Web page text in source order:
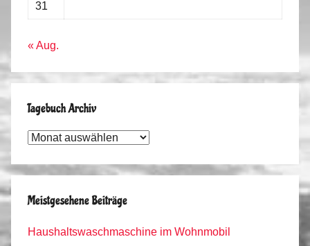
31
« Aug.
Tagebuch Archiv
Tagebuch
Meistgesehene Beiträge
Haushaltswaschmaschine im Wohnmobil